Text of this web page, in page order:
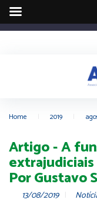
Home 2019
Artigo - A
Por Gustavo
13/08/2019